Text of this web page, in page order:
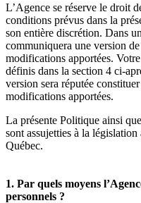
L’Agence se réserve le droit
conditions prévus dans la
son entière discrétion. Dans
communiquera une version
modifications apportées.
définis dans la section 4 ci-
version sera réputée
modifications apportées.
La présente Politique ainsi
sont assujetties à la
Québec.
1. Par quels moyens
personnels ?